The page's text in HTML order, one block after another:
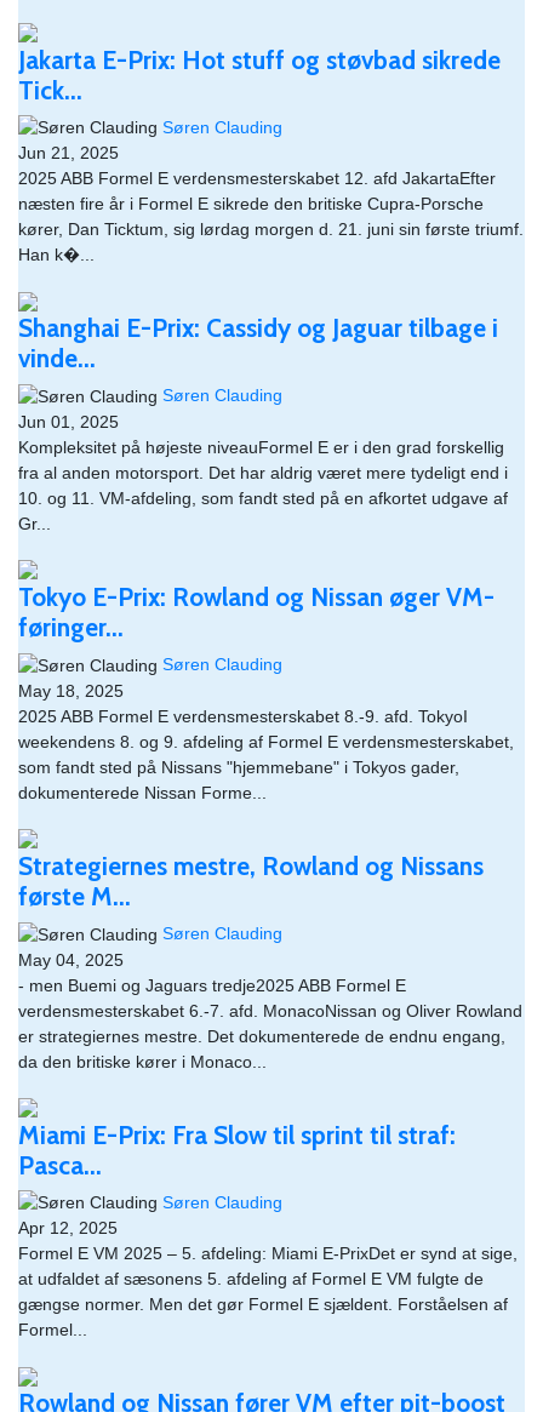
Jakarta E-Prix: Hot stuff og støvbad sikrede
Tick...
Søren Clauding
Jun 21, 2025
2025 ABB Formel E verdensmesterskabet 12. afd JakartaEfter
næsten fire år i Formel E sikrede den britiske Cupra-Porsche
kører, Dan Ticktum, sig lørdag morgen d. 21. juni sin første triumf.
Han k�...
Shanghai E-Prix: Cassidy og Jaguar tilbage i
vinde...
Søren Clauding
Jun 01, 2025
Kompleksitet på højeste niveauFormel E er i den grad forskellig
fra al anden motorsport. Det har aldrig været mere tydeligt end i
10. og 11. VM-afdeling, som fandt sted på en afkortet udgave af
Gr...
Tokyo E-Prix: Rowland og Nissan øger VM-
føringer...
Søren Clauding
May 18, 2025
2025 ABB Formel E verdensmesterskabet 8.-9. afd. TokyoI
weekendens 8. og 9. afdeling af Formel E verdensmesterskabet,
som fandt sted på Nissans "hjemmebane" i Tokyos gader,
dokumenterede Nissan Forme...
Strategiernes mestre, Rowland og Nissans
første M...
Søren Clauding
May 04, 2025
- men Buemi og Jaguars tredje2025 ABB Formel E
verdensmesterskabet 6.-7. afd. MonacoNissan og Oliver Rowland
er strategiernes mestre. Det dokumenterede de endnu engang,
da den britiske kører i Monaco...
Miami E-Prix: Fra Slow til sprint til straf:
Pasca...
Søren Clauding
Apr 12, 2025
Formel E VM 2025 – 5. afdeling: Miami E-PrixDet er synd at sige,
at udfaldet af sæsonens 5. afdeling af Formel E VM fulgte de
gængse normer. Men det gør Formel E sjældent. Forståelsen af
Formel...
Rowland og Nissan fører VM efter pit-boost